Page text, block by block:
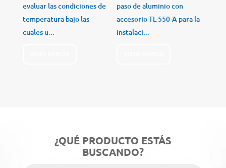
evaluar las condiciones de
temperatura bajo las
cuales u...
paso de aluminio con
accesorio TL-550-A para la
instalaci...
¿QUÉ PRODUCTO ESTÁS
BUSCANDO?